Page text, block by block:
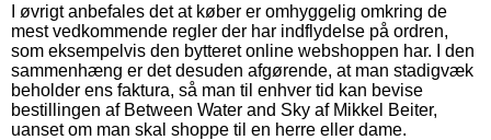
I øvrigt anbefales det at køber er omhyggelig omkring de
mest vedkommende regler der har indflydelse på ordren,
som eksempelvis den bytteret online webshoppen har. I den
sammenhæng er det desuden afgørende, at man stadigvæk
beholder ens faktura, så man til enhver tid kan bevise
bestillingen af Between Water and Sky af Mikkel Beiter,
uanset om man skal shoppe til en herre eller dame.